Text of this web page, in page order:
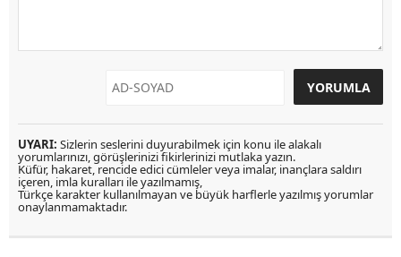
UYARI: Sizlerin seslerini duyurabilmek için konu ile alakalı
yorumlarınızı, görüşlerinizi fikirlerinizi mutlaka yazın.
Küfür, hakaret, rencide edici cümleler veya imalar, inançlara saldırı
içeren, imla kuralları ile yazılmamış,
Türkçe karakter kullanılmayan ve büyük harflerle yazılmış yorumlar
onaylanmamaktadır.